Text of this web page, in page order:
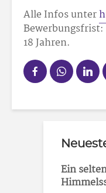
Alle Infos unter
Bewerbungsfrist:
18 Jahren.
Ein